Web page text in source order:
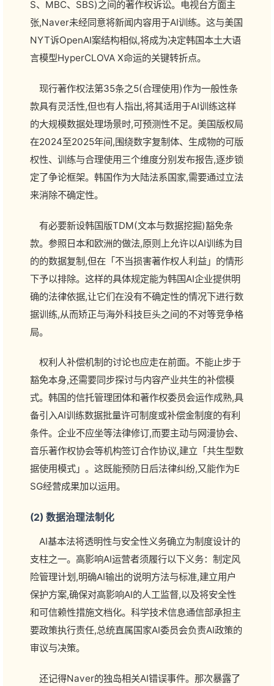
S、MBC、SBS)之间的著作权诉讼。电视台方面主
张,Naver未经同意将新闻内容用于AI训练。这与美国
NYT诉OpenAI案结构相似,将成为决定韩国本土大语
言模型HyperCLOVA X命运的关键转折点。
现行著作权法第35条之5(合理使用)作为一般性条
款具有灵活性,但也有人指出,将其适用于AI训练这样
的大规模数据处理场景时,可预测性不足。美国版权局
在2024至2025年间,围绕数字复制体、生成物的可版
权性、训练与合理使用三个维度分别发布报告,逐步锁
定了争论框架。韩国作为大陆法系国家,需要通过立法
来消除不确定性。
有必要新设韩国版TDM(文本与数据挖掘)豁免条
款。参照日本和欧洲的做法,原则上允许以AI训练为目
的的数据复制,但在「不当损害著作权人利益」的情形
下予以排除。这样的具体规定能为韩国AI企业提供明
确的法律依据,让它们在没有不确定性的情况下进行数
据训练,从而矫正与海外科技巨头之间的不对等竞争格
局。
权利人补偿机制的讨论也应走在前面。不能止步于
豁免本身,还需要同步探讨与内容产业共生的补偿模
式。韩国的信托管理团体和著作权委员会运作成熟,具
备引入AI训练数据批量许可制度或补偿金制度的有利
条件。企业不应坐等法律修订,而要主动与网漫协会、
音乐著作权协会等机构签订合作协议,建立「共生型数
据使用模式」。这既能预防日后法律纠纷,又能作为E
SG经营成果加以运用。
(2) 数据治理法制化
AI基本法将透明性与安全性义务确立为制度设计的
支柱之一。高影响AI运营者须履行以下义务：制定风
险管理计划,明确AI输出的说明方法与标准,建立用户
保护方案,确保对高影响AI的人工监督,以及将安全性
和可信赖性措施文档化。科学技术信息通信部承担主
要政策执行责任,总统直属国家AI委员会负责AI政策的
审议与决策。
还记得Naver的独岛相关AI错误事件。那次暴露了